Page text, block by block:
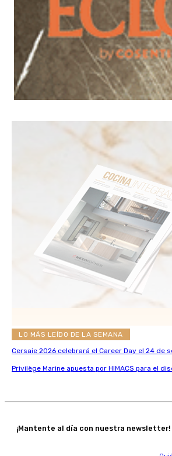
LO MÁS LEÍDO DE LA SEMANA
Cersaie 2026 celebrará el Career Day el 24 de
Privilège Marine apuesta por HIMACS para el
¡Mantente al día con nuestra newsletter!